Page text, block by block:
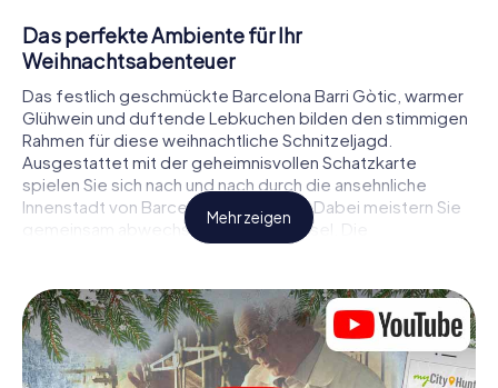
Das perfekte Ambiente für Ihr
Weihnachtsabenteuer
Das festlich geschmückte Barcelona Barri Gòtic, warmer
Glühwein und duftende Lebkuchen bilden den stimmigen
Rahmen für diese weihnachtliche Schnitzeljagd.
Ausgestattet mit der geheimnisvollen Schatzkarte
spielen Sie sich nach und nach durch die ansehnliche
Innenstadt von Barcelona Barri Gòtic. Dabei meistern Sie
gemeinsam abwechslungsreiche Rätsel. Die
Weihnachtsthematik zieht sich als roter Faden durch das
spielerische Weise erfahren Sie faszinierende Anekdoten
rund um das nahende Weihnachtsfest. Wird es Ihnen
gelingen, die Hinweise richtig zu deuten und anderen
Schatzsuchern stets einen Schritt voraus zu sein?
Mehr zeigen